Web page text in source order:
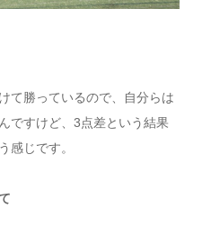
て勝っているので、自分らは
ですけど、3点差という結果
感じです。